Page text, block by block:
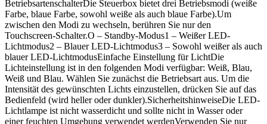
BetriebsartenschalterDie Steuerbox bietet drei Betriebsmodi (weiße
Farbe, blaue Farbe, sowohl weiße als auch blaue Farbe).Um
zwischen den Modi zu wechseln, berühren Sie nur den
Touchscreen-Schalter.O – Standby-Modus1 – Weißer LED-
Lichtmodus2 – Blauer LED-Lichtmodus3 – Sowohl weißer als auch
blauer LED-LichtmodusEinfache Einstellung für LichtDie
Lichteinstellung ist in den folgenden Modi verfügbar: Weiß, Blau,
Weiß und Blau. Wählen Sie zunächst die Betriebsart aus. Um die
Intensität des gewünschten Lichts einzustellen, drücken Sie auf das
Bedienfeld (wird heller oder dunkler).SicherheitshinweiseDie LED-
Lichtlampe ist nicht wasserdicht und sollte nicht in Wasser oder
einer feuchten Umgebung verwendet werdenVerwenden Sie nur